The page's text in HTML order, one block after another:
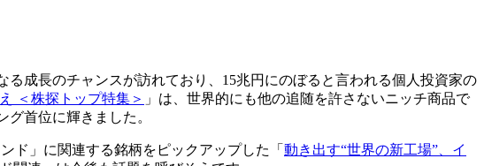
成長のチャンスが訪れており、15兆円にのぼると言われる個人投資家の
＜株探トップ特集＞ 」は、世界的にも他の追随を許さないニッチ商品で
首位に輝きました。
ド」に関連する銘柄をピックアップした「 動き出す“世界の新工場”、イ